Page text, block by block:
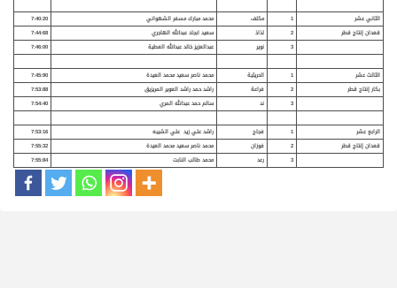
الثاني عشر 1 مكلف محمد مبارك مسفر الشهواني
7:40:20
قعدان إنتاج قطر
2 لذاذ سعيد ابجاد عبدالله الهاجري
7:44:68
3
نوير عبدالعزيز خالد عبدالله العطية 7:46:00
الثالث عشر 1 الحريثية محمد ناصر سعيد محمد العيدة
7:45:90
بكار إنتاج قطر
2 فراعة راشد حمد راشد العوير المريزيق
7:53:88
3
ند سالم حمد عبدالله المري 7:54:40
الرابع عشر 1 فجاج راشد علي زيد علي الشيبه
7:53:16
قعدان إنتاج قطر
2 فوزان محمد ناصر سعيد محمد العيدة
7:55:32
3
رعد محمد طالب النابت 7:55:84